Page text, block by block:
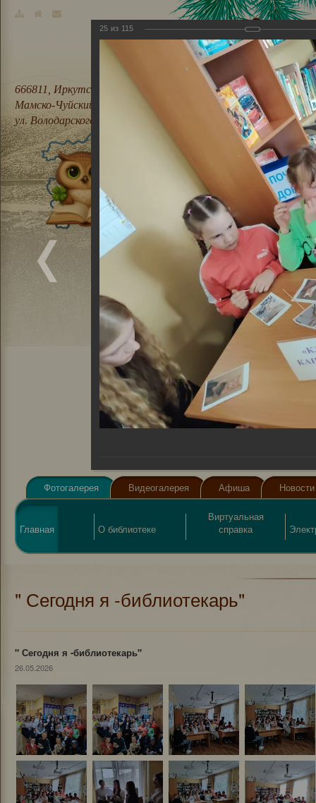
666811, Иркутская область,
Мамско-Чуйский район, п. Мама,
ул. Володарского, 21
Фотогалерея Видеогалерея Афиша Новости
Главная О библиотеке
Виртуальная
справка
" Сегодня я -библиотекарь"
" Сегодня я -библиотекарь"
26.05.2026
25 из 115